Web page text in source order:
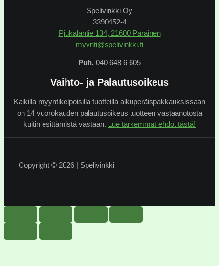
Spelivinkki Oy
3390452-4
Pjukalantie 134, 21600 Parainen
myynti@spelivinkki.fi
Puh. 040 648 6 605
Vaihto- ja Palautusoikeus
Kaikilla myyntikelpoisilla tuotteilla alkuperäispakkauksissaan
on 14 vuorokauden palautusoikeus tuotteen vastaanotosta
kuitin esittämistä vastaan.
Lue tarkemmat ehdot tästä!
Copyright © 2026 | Spelivinkki